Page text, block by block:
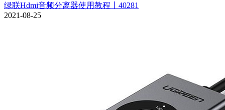
绿联Hdmi音频分离器使用教程丨40281
2021-08-25